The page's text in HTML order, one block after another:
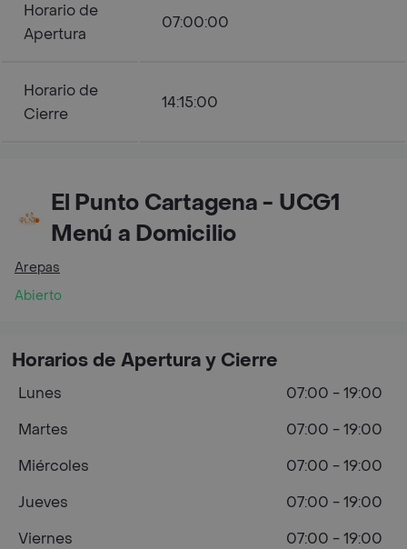
Horario de
Apertura
07:00:00
Horario de
Cierre
14:15:00
El Punto Cartagena - UCG1
Menú a Domicilio
Arepas
Abierto
Horarios de Apertura y Cierre
Lunes
07:00 - 19:00
Martes
07:00 - 19:00
Miércoles
07:00 - 19:00
Jueves
07:00 - 19:00
Viernes
07:00 - 19:00